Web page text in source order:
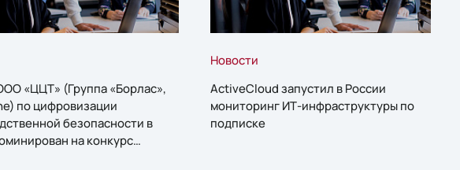
«ЦЦТ» (Группа «Борлас»,
по цифровизации
безопасности в
на конкурс
Новости
ActiveCloud запустил в России
мониторинг ИТ-инфраструктуры по
подписке